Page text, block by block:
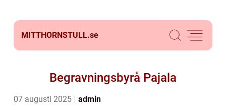
MITTHORNSTULL.se
Begravningsbyrå Pajala
07 augusti 2025 admin